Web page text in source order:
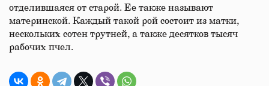
отделившаяся от старой. Ее также называют
материнской. Каждый такой рой состоит из матки,
нескольких сотен трутней, а также десятков тысяч
рабочих пчел.